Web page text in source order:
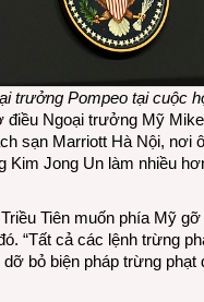
trưởng Pompeo tại cuộc
Ngoại trưởng Mỹ
sạn Marriott Hà Nội, nơi
Kim Jong Un làm nhiều
Tiên muốn phía Mỹ
“Tất cả các lệnh trừng
bỏ biện pháp trừng phạt